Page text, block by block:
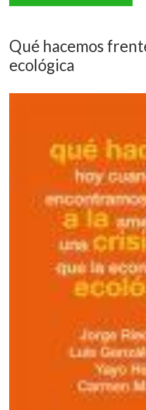
Qué hacemos
ecológica